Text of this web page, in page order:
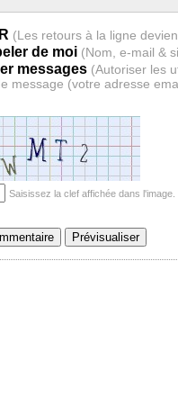
de moi (Nom, e-mail &
messages (Autoriser les
message (votre adresse
Saisissez la clef affichée dans